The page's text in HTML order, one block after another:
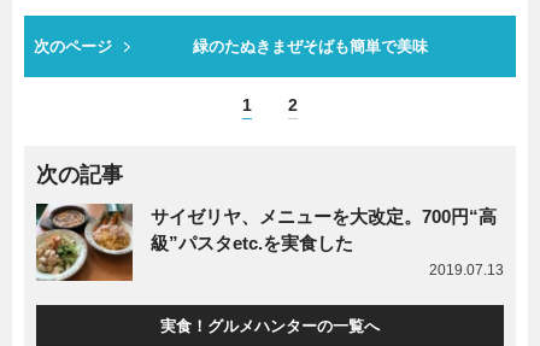
次のページ 緑のたぬきまぜそばも簡単で美味
1 2
次の記事
サイゼリヤ、メニューを大改定。700円“高
級”パスタetc.を実食した
2019.07.13
実食！グルメハンターの一覧へ